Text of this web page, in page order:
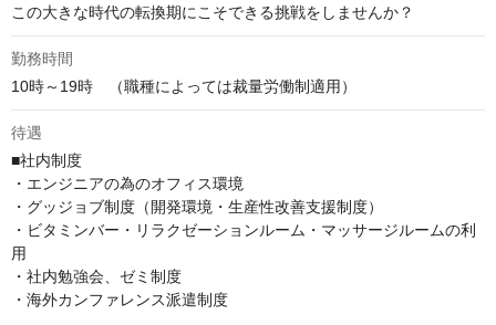
この大きな時代の転換期にこそできる挑戦をしませんか？
勤務時間
10時～19時　（職種によっては裁量労働制適用）
待遇
■社内制度
・エンジニアの為のオフィス環境
・グッジョブ制度（開発環境・生産性改善支援制度）
・ビタミンバー・リラクゼーションルーム・マッサージルームの利
用
・社内勉強会、ゼミ制度
・海外カンファレンス派遣制度